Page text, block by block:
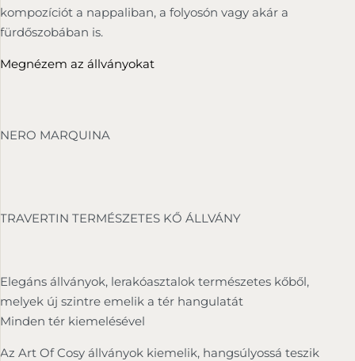
kompozíciót a nappaliban, a folyosón vagy akár a
fürdőszobában is.
Megnézem az állványokat
NERO MARQUINA
TRAVERTIN TERMÉSZETES KŐ ÁLLVÁNY
Elegáns állványok, lerakóasztalok természetes kőből,
melyek új szintre emelik a tér hangulatát
Minden tér kiemelésével
Az Art Of Cosy állványok kiemelik, hangsúlyossá teszik